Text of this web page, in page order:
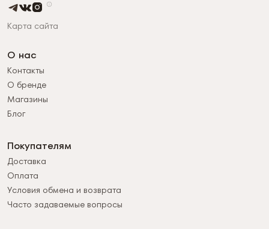
Карта сайта
О нас
Контакты
О бренде
Магазины
Блог
Покупателям
Доставка
Оплата
Условия обмена и возврата
Часто задаваемые вопросы